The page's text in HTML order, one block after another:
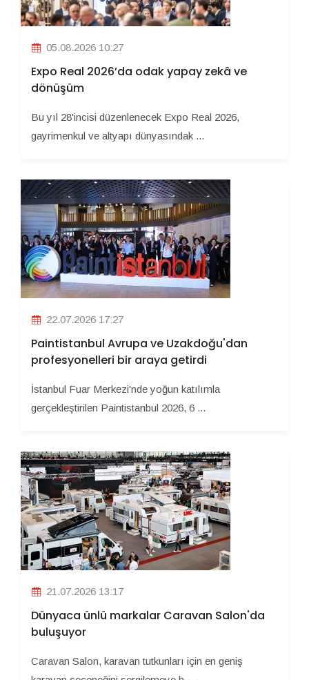
05.08.2026 10:27
Expo Real 2026’da odak yapay zekâ ve
dönüşüm
Bu yıl 28'incisi düzenlenecek Expo Real 2026,
gayrimenkul ve altyapı dünyasındak ...
22.07.2026 17:27
Paintistanbul Avrupa ve Uzakdoğu'dan
profesyonelleri bir araya getirdi
İstanbul Fuar Merkezi'nde yoğun katılımla
gerçekleştirilen Paintistanbul 2026, 6 ...
21.07.2026 13:17
Dünyaca ünlü markalar Caravan Salon'da
buluşuyor
Caravan Salon, karavan tutkunları için en geniş